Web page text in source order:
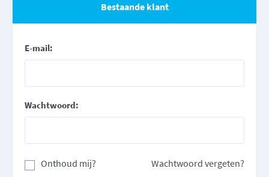
Bestaande klant
E-mail:
Wachtwoord:
Wachtwoord vergeten?
Onthoud mij?